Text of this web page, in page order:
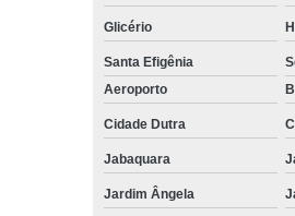
Glicério
Santa Efigênia
Aeroporto
Cidade Dutra
Jabaquara
Jardim Ângela